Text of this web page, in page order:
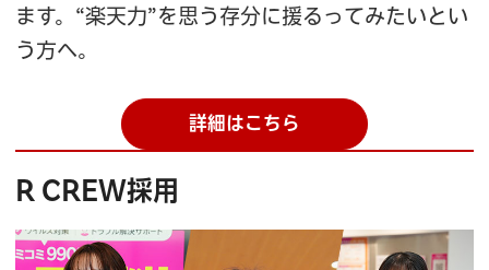
ます。“楽天力”を思う存分に援るってみたいとい
う方へ。
詳細はこちら
R CREW採用